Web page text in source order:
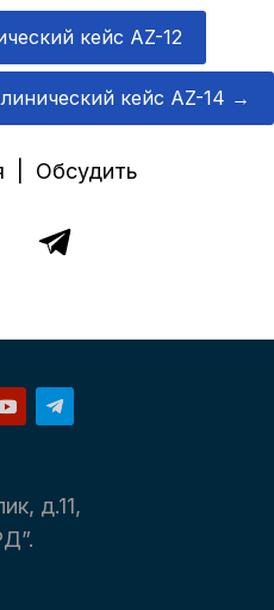
кейс AZ-12
кейс AZ-14 →
| Обсудить
д.11,